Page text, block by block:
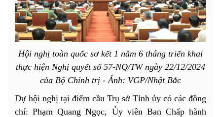
Hội nghị toàn quốc sơ kết 1 năm 6 tháng triển khai
thực hiện Nghị quyết số 57-NQ/TW ngày 22/12/2024
của Bộ Chính trị - Ảnh: VGP/Nhật Bắc
Dự hội nghị tại điểm cầu Trụ sở Tỉnh ủy có các đồng
chí: Phạm Quang Ngọc, Ủy viên Ban Chấp hành